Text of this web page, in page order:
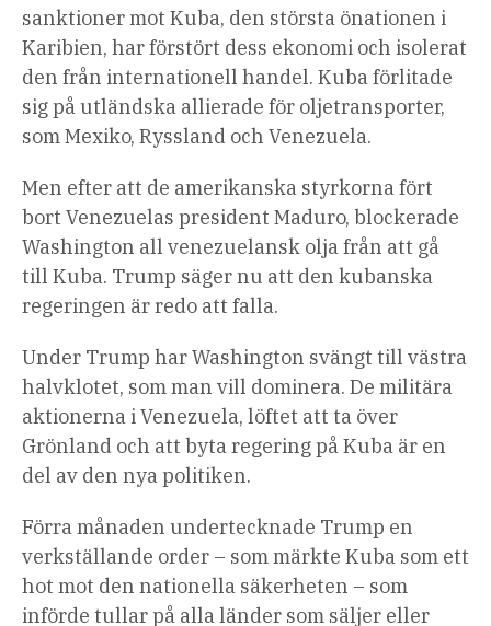
sanktioner mot Kuba, den största önationen i
Karibien, har förstört dess ekonomi och isolerat
den från internationell handel. Kuba förlitade
sig på utländska allierade för oljetransporter,
som Mexiko, Ryssland och Venezuela.
Men efter att de amerikanska styrkorna fört
bort Venezuelas president Maduro, blockerade
Washington all venezuelansk olja från att gå
till Kuba. Trump säger nu att den kubanska
regeringen är redo att falla.
Under Trump har Washington svängt till västra
halvklotet, som man vill dominera. De militära
aktionerna i Venezuela, löftet att ta över
Grönland och att byta regering på Kuba är en
del av den nya politiken.
Förra månaden undertecknade Trump en
verkställande order – som märkte Kuba som ett
hot mot den nationella säkerheten – som
införde tullar på alla länder som säljer eller